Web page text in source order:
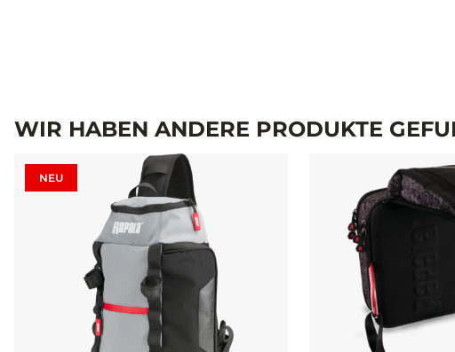
WIR HABEN ANDERE PRODUKTE
NEU